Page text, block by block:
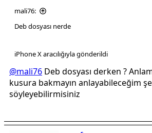
mali76:
Deb dosyası nerde
iPhone X aracılığıyla gönderildi
@mali76 Deb dosyası derken ?
kusura bakmayın anlayabileceğim
söyleyebilirmisiniz